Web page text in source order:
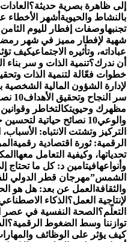
إلى ظاهرة بصرية حديثة؟
بالنشاط والحيوية أشهر الأخطاء
تجنبهاوصفات إفطار لليوم
شهية لإفطار مميز في شهر
عباداته، وتأثيره الاجتماعيكيف
أن ندرك؟تنمية الذات و سر بناء
خطوات فعّالة لتنمية الذات
لإدارة الشؤون المالية الشخصية
سر النجاح وتحقيق الأهداف
10
مظهرك وحيويتكالتخاطر
والوعي10 نصائح حياتية لتحسين جودة حياتك وتحقيق السعادة
التركيز وتشتت الانتباه:
الرقمية: ثورة اقتصادية رقمية
تحدياتها، وكيفية التعامل معها
وأنواعهافيتامين د: كل ما تحتاج
الشمس”
والثقافة العمل عن بعد: هل هو
لإنتاجية العمل؟ الذكاء
التعلّم؟ الصحة النفسية في عصر
توازننا وسط الضغوط الرقمية؟
كيف يؤثر على الوظائف